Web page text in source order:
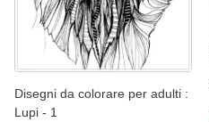
Disegni da colorare per adulti :
Lupi - 1